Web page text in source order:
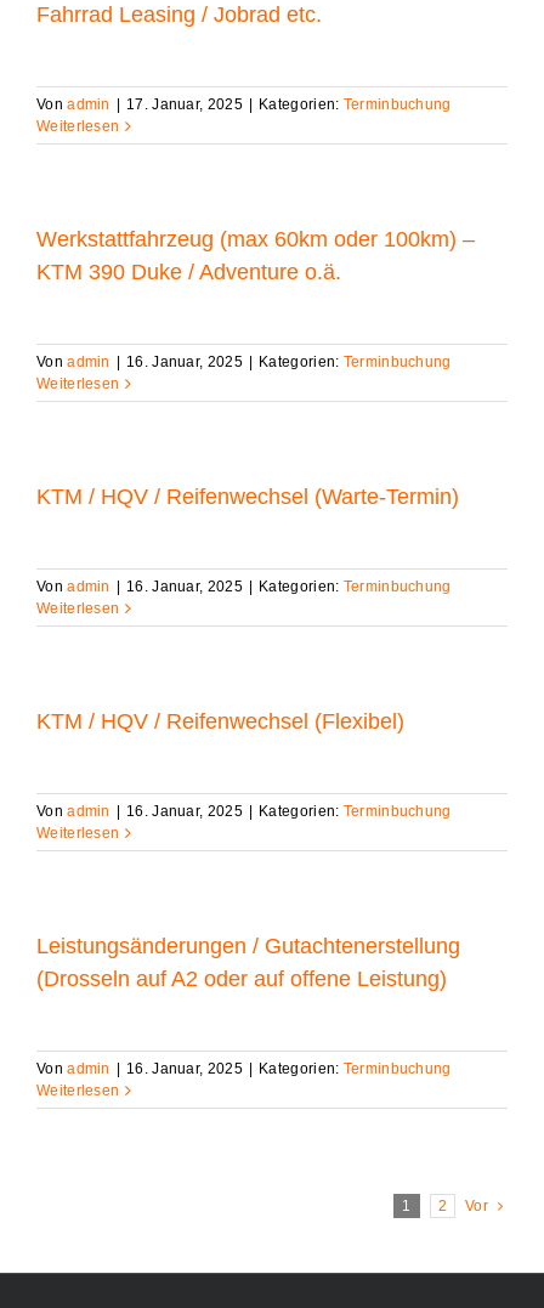
Fahrrad Leasing / Jobrad etc.
Vonadmin | 17. Januar, 2025 | Kategorien: Terminbuchung
Weiterlesen
Werkstattfahrzeug (max 60km oder 100km) –
KTM 390 Duke / Adventure o.ä.
Vonadmin | 16. Januar, 2025 | Kategorien: Terminbuchung
Weiterlesen
KTM / HQV / Reifenwechsel (Warte-Termin)
Vonadmin | 16. Januar, 2025 | Kategorien: Terminbuchung
Weiterlesen
KTM / HQV / Reifenwechsel (Flexibel)
Vonadmin | 16. Januar, 2025 | Kategorien: Terminbuchung
Weiterlesen
Leistungsänderungen / Gutachtenerstellung
(Drosseln auf A2 oder auf offene Leistung)
Vonadmin | 16. Januar, 2025 | Kategorien: Terminbuchung
Weiterlesen
1 2 Vor